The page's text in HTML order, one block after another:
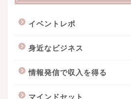
イベントレポ
身近なビジネス
情報発信で収入を得る
マインドセット